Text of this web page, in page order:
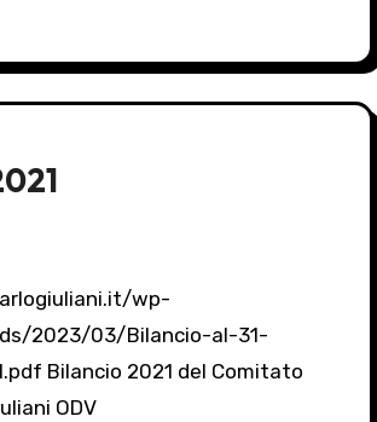
2023/03/Bilancio-al-31-
Bilancio 2021 del Comitato
ODV